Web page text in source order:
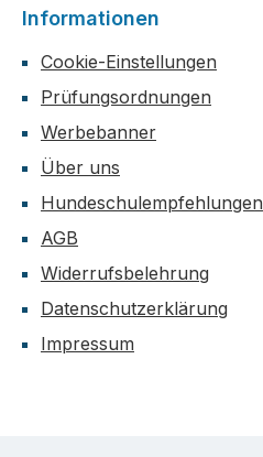
Informationen
Cookie-Einstellungen
Prüfungsordnungen
Werbebanner
Über uns
Hundeschulempfehlungen
AGB
Widerrufsbelehrung
Datenschutzerklärung
Impressum